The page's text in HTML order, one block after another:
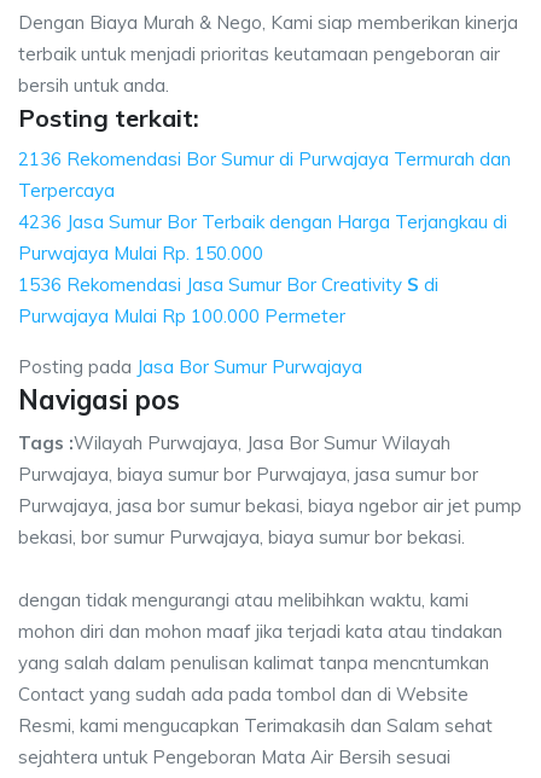
Dengan Biaya Murah & Nego, Kami siap memberikan kinerja
terbaik untuk menjadi prioritas keutamaan pengeboran air
bersih untuk anda.
Posting terkait:
2136 Rekomendasi Bor Sumur di Purwajaya Termurah dan
Terpercaya
4236 Jasa Sumur Bor Terbaik dengan Harga Terjangkau di
Purwajaya Mulai Rp. 150.000
1536 Rekomendasi Jasa Sumur Bor Creativity S di
Purwajaya Mulai Rp 100.000 Permeter
Posting pada Jasa Bor Sumur Purwajaya
Navigasi pos
Tags :Wilayah Purwajaya, Jasa Bor Sumur Wilayah
Purwajaya, biaya sumur bor Purwajaya, jasa sumur bor
Purwajaya, jasa bor sumur bekasi, biaya ngebor air jet pump
bekasi, bor sumur Purwajaya, biaya sumur bor bekasi.
dengan tidak mengurangi atau melibihkan waktu, kami
mohon diri dan mohon maaf jika terjadi kata atau tindakan
yang salah dalam penulisan kalimat tanpa mencntumkan
Contact yang sudah ada pada tombol dan di Website
Resmi, kami mengucapkan Terimakasih dan Salam sehat
sejahtera untuk Pengeboran Mata Air Bersih sesuai